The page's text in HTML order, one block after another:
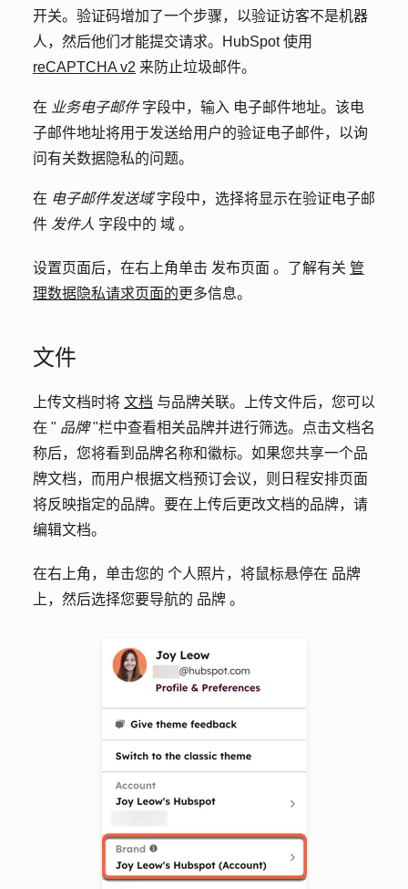
开关。验证码增加了一个步骤，以验证访客不是机器
人，然后他们才能提交请求。HubSpot 使用
reCAPTCHA v2 来防止垃圾邮件。
在 业务电子邮件字段中，输入 电子邮件地址。该电
子邮件地址将用于发送给用户的验证电子邮件，以询
问有关数据隐私的问题。
在 电子邮件发送域字段中，选择将显示在验证电子邮
件 发件人 字段中的 域 。
设置页面后，在右上角单击 发布页面 。了解有关 管
理数据隐私请求页面的更多信息。
文件
上传文档时将 文档 与品牌关联。上传文件后，您可以
在 " 品牌"栏中查看相关品牌并进行筛选。点击文档名
称后，您将看到品牌名称和徽标。如果您共享一个品
牌文档，而用户根据文档预订会议，则日程安排页面
将反映指定的品牌。要在上传后更改文档的品牌，请
编辑文档。
在右上角，单击您的 个人照片，将鼠标悬停在 品牌
上，然后选择您要导航的 品牌 。